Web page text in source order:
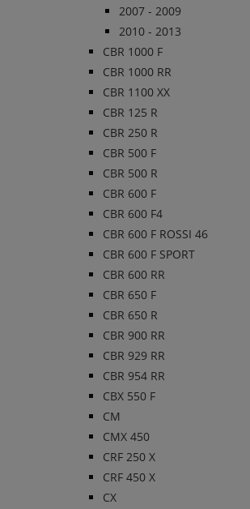
2007 - 2009
2010 - 2013
CBR 1000 F
CBR 1000 RR
CBR 1100 XX
CBR 125 R
CBR 250 R
CBR 500 F
CBR 500 R
CBR 600 F
CBR 600 F4
CBR 600 F ROSSI 46
CBR 600 F SPORT
CBR 600 RR
CBR 650 F
CBR 650 R
CBR 900 RR
CBR 929 RR
CBR 954 RR
CBX 550 F
CM
CMX 450
CRF 250 X
CRF 450 X
CX